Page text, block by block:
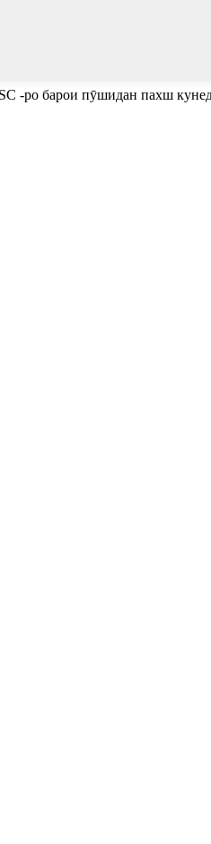
-ро барои пӯшидан пахш